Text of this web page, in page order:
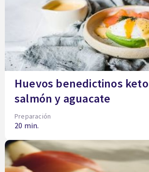
Huevos benedictinos
salmón y aguacate
Preparación
20 min.